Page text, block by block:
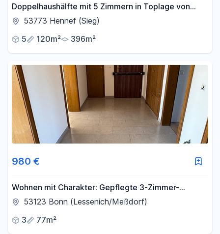
Doppelhaushälfte mit 5 Zimmern in Toplage von
Hennef (Sieg)
53773 Hennef (Sieg)
5
120m² 396m²
980 €
Wohnen mit Charakter: Gepflegte 3-Zimmer-
Wohnung in Bonn
53123 Bonn (Lessenich/Meßdorf)
3
77m²